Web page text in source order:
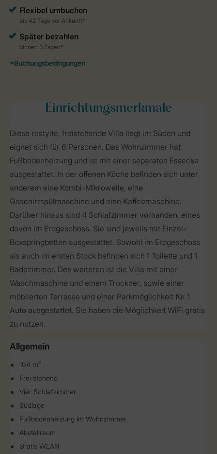
Einrichtungsmerkmale
Diese restylte, freistehende Villa liegt im Süden und
eignet sich für 6 Personen. Das Wohnzimmer hat
Fußbodenheizung und ist mit einer separaten Essecke
ausgestattet. In der offenen Küche befinden sich unter
anderem eine Kombi-Mikrowelle, eine
Geschirrspülmaschine und eine Kaffeemaschine.
Darüber hinaus sind 4 Schlafzimmer vorhanden, eines
davon im Erdgeschoss. Sie sind jeweils mit Einzel-
Boxspringbetten ausgestattet. Sowohl im Erdgeschoss
als auch im ersten Stock befinden sich 1 Toilette und 1
Badezimmer. Des weiteren ist die Villa mit einer
Waschmaschine und einem Trockner, sowie einer
möblierten Terrasse und einer Parkmöglichkeit für 1
Auto ausgestattet. Sie haben die Möglichkeit WiFi gratis
zu nutzen.
Allgemein
104 m²
Frei stehend
Vier Schlafzimmer
Südlage
Fußbodenheizung im Wohnzimmer
Abstellraum
Gratis WLAN